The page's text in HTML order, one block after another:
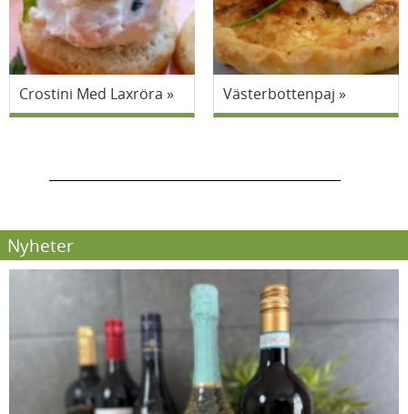
Crostini Med Laxröra Västerbottenpaj
Nyheter